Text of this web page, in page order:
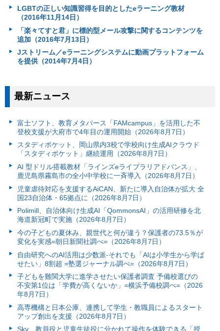
LGBTの正しい知識習得を目的としたeラーニング教材
（2016年11月14日）
「楽々てすと君」に標的型メール攻撃に関するコンテンツを
追加（2016年7月13日）
Jストリーム／eラーニングシステムに動画プラットフォーム
を提供（2014年7月4日）
最新ニュース
富⼠ソフト、教育メタバース「FAMcampus」を活用した不
登校支援が大府市で4年目の運用開始（2026年8月7日）
スタディポケット、岡山県内3校で学校向け生成AIクラウド
「スタディポケット」継続運用（2026年8月7日）
AI 型ドリル搭載教材「ラインズeライブラリアドバンス」、
鹿児島県霧島市の全小中学校に一斉導入（2026年8月7日）
児童虐待対応を支援するAiCAN、新たに導入自治体が拡大 全
国23自治体・65拠点に（2026年8月7日）
Polimill、自治体向け生成AI「QommonsAI」の活用研修を北
海道新冠町で実施（2026年8月7日）
今の子どもの夏休み、親世代と何が違う？保護者の73.5％が
変化を実感=朝日新聞社調べ=（2026年8月7日）
自由研究へのAI活用は少数派-それでも「AIは小学生から学ば
せたい」8割超 =塾選ジャーナル調べ=（2026年8月7日）
子どもを難関大学に進学させたい保護者調査 予備校選びの
不安第1位は「学費が高くないか」=横浜予備校調べ=（2026
年8月7日）
高専機構と日本公庫、連携して学生・教職員によるスタート
アップ創出を支援（2026年8月7日）
Sky、教員役と児童生徒役に分かれて操作を体験できる「授